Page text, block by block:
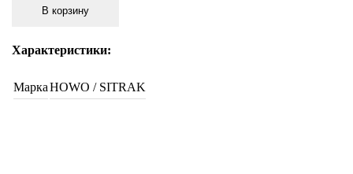
В корзину
Характеристики:
МаркаHOWO / SITRAK